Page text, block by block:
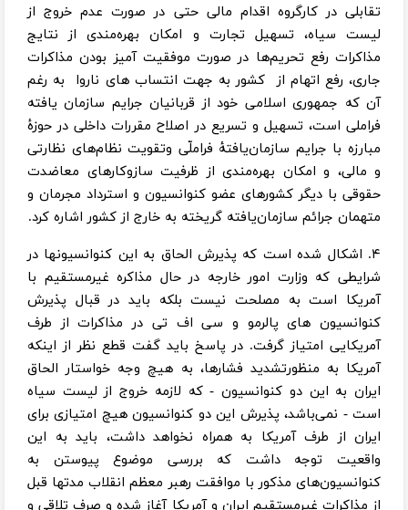
تقابلی در کارگروه اقدام مالی حتی در صورت عدم خروج از
لیست سیاه، تسهیل تجارت و امکان بهره‌مندی از نتایج
مذاکرات رفع تحریم‌ها در صورت موفقیت آمیز بودن مذاکرات
جاری، رفع اتهام از کشور به جهت انتساب های ناروا به رغم
آن که جمهوری اسلامی خود از قربانیان جرایم سازمان یافته
فراملی است، تسهیل و تسریع در اصلاح مقررات داخلی در حوزۀ
مبارزه با جرایم سازمان‌یافتۀ فراملّی وتقویت نظام‌های نظارتی
و مالی، و امکان بهره‌مندی از ظرفیت سازوکارهای معاضدت
حقوقی با دیگر کشورهای عضو کنوانسیون و استرداد مجرمان و
متهمان جرائم سازمان‌یافته گریخته به خارج از کشور اشاره کرد.
۴. اشکال شده است که پذیرش الحاق به این کنوانسیونها در
شرایطی که وزارت امور خارجه در حال مذاکره غیرمستقیم با
آمریکا است به مصلحت نیست بلکه باید در قبال پذیرش
کنوانسیون های پالرمو و سی اف تی در مذاکرات از طرف
آمریکایی امتیاز گرفت. در پاسخ باید گفت قطع نظر از اینکه
آمریکا به منظورتشدید فشارها، به هیچ وجه خواستار الحاق
ایران به این دو کنوانسیون - که لازمه خروج از لیست سیاه
است - نمی‌باشد، پذیرش این دو کنوانسیون هیچ امتیازی برای
ایران از طرف آمریکا به همراه نخواهد داشت، باید به این
واقعیت توجه داشت که بررسی موضوع پیوستن به
کنوانسیون‌های مذکور با موافقت رهبر معظم انقلاب مدتها قبل
از مذاکرات غیرمستقیم ایران و آمریکا آغاز شده و صرف تلاقی و